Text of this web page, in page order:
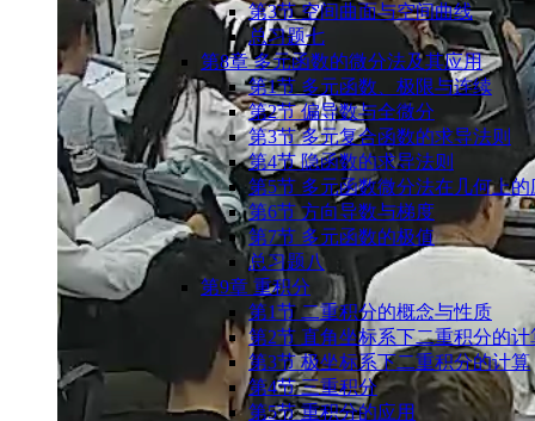
第3节 空间曲面与空间曲线
总习题七
第8章 多元函数的微分法及其应用
第1节 多元函数、极限与连续
第2节 偏导数与全微分
第3节 多元复合函数的求导法则
第4节 隐函数的求导法则
第5节 多元函数微分法在几何上的
第6节 方向导数与梯度
第7节 多元函数的极值
总习题八
第9章 重积分
第1节 ⼆重积分的概念与性质
第2节 直⾓坐标系下⼆重积分的计
第3节 极坐标系下⼆重积分的计算
第4节 三重积分
第5节 重积分的应用